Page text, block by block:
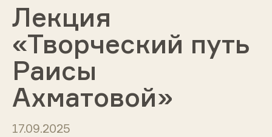
Лекция
«Творческий путь
Раисы
Ахматовой»
17.09.2025